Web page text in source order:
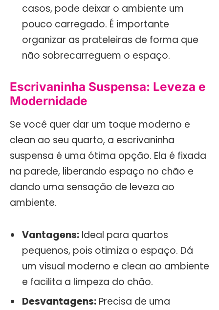
casos, pode deixar o ambiente um
pouco carregado. É importante
organizar as prateleiras de forma que
não sobrecarreguem o espaço.
Escrivaninha Suspensa: Leveza e
Modernidade
Se você quer dar um toque moderno e
clean ao seu quarto, a escrivaninha
suspensa é uma ótima opção. Ela é fixada
na parede, liberando espaço no chão e
dando uma sensação de leveza ao
ambiente.
Vantagens: Ideal para quartos
pequenos, pois otimiza o espaço. Dá
um visual moderno e clean ao ambiente
e facilita a limpeza do chão.
Desvantagens: Precisa de uma